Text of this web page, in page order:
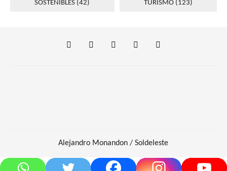
SOSTENIBLES (42) TURISMO(123)
Alejandro Monandon / Soldeleste